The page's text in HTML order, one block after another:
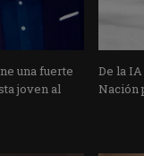
una fuerte
joven al
De la
Nación